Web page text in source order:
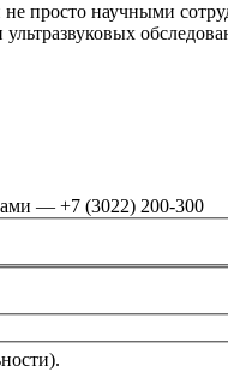
не просто научными
— +7 (3022) 200-300